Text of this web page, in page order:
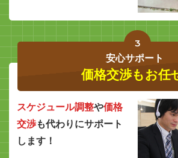
3
安心サポート
価格交渉もお任
スケジュール調整や価格
交渉も代わりにサポート
します！